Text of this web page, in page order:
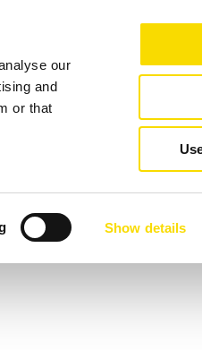
our
and
or that
Show details